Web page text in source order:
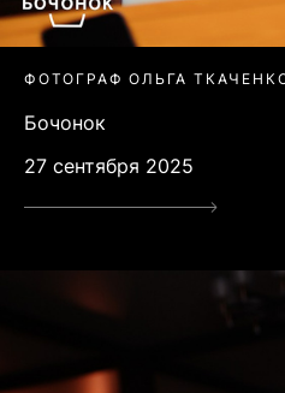
ФОТОГРАФ ОЛЬГА
Бочонок
27 сентября 2025